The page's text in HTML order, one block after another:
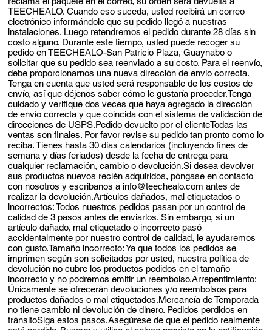
TEECHEALO. Cuando eso suceda, usted recibirá un correo
electrónico informándole que su pedido llegó a nuestras
instalaciones. Luego retendremos el pedido durante 28 días sin
costo alguno. Durante este tiempo, usted puede recoger su
pedido en TEECHEALO-San Patricio Plaza, Guaynabo o
solicitar que su pedido sea reenviado a su costo. Para el reenvío,
debe proporcionarnos una nueva dirección de envío correcta.
Tenga en cuenta que usted será responsable de los costos de
envío, así que déjenos saber cómo le gustaría proceder.Tenga
cuidado y verifique dos veces que haya agregado la dirección
de envío correcta y que coincida con el sistema de validación de
direcciones de USPS.Pedido devuelto por el clienteTodas las
ventas son finales. Por favor revise su pedido tan pronto como lo
reciba. Tienes hasta 30 días calendarios (incluyendo fines de
semana y días feriados) desde la fecha de entrega para
cualquier reclamación, cambio o devolución.Si desea devolver
sus productos nuevos recién adquiridos, póngase en contacto
con nosotros y escribanos a info@teechealo.com antes de
realizar la devolución.Artículos dañados, mal etiquetados o
incorrectos: Todos nuestros pedidos pasan por un control de
calidad de 3 pasos antes de enviarlos. Sin embargo, si un
artículo dañado, mal etiquetado o incorrecto pasó
accidentalmente por nuestro control de calidad, le ayudaremos
con gusto.Tamaño incorrecto: Ya que todos los pedidos se
imprimen según son solicitados por usted, nuestra política de
devolución no cubre los productos pedidos en el tamaño
incorrecto y no podremos emitir un reembolso.Arrepentimiento:
Únicamente se ofrecerán devoluciones y/o reembolsos para
productos dañados o mal etiquetados.Mercancía de Temporada
no tiene cambio ni devolución de dinero. Pedidos perdidos en
tránsitoSiga estos pasos.Asegúrese de que el pedido realmente